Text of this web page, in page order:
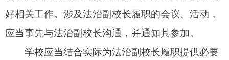
法工作评先评优的重要参考。
展中小学法治副校长工作有显著成绩的组织和个
人，按照有关规定给予表彰、奖励。